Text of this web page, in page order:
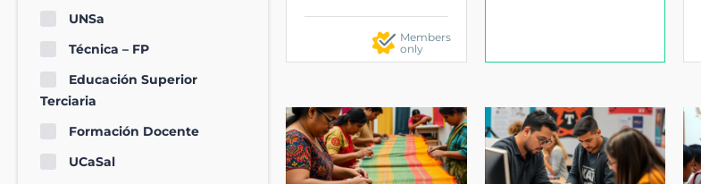
UNSa
Técnica – FP
Educación Superior
Terciaria
Formación Docente
UCaSal
Members
only